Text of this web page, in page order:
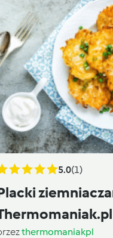
5.0(1)
thermomaniakpl